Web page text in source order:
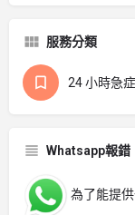
服務分類
24 小時急症
Whatsapp報錯
為了能提